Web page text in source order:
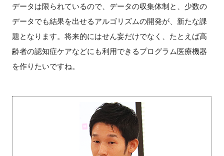
データは限られているので、データの収集体制と、少数の
データでも結果を出せるアルゴリズムの開発が、新たな課
題となります。将来的にはせん妄だけでなく、たとえば高
齢者の認知症ケアなどにも利用できるプログラム医療機器
を作りたいですね。